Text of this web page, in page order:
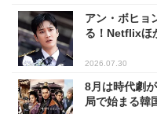
アン・ボヒョ
る！Netflixほ
2026.07.30
8月は時代劇
局で始まる韓